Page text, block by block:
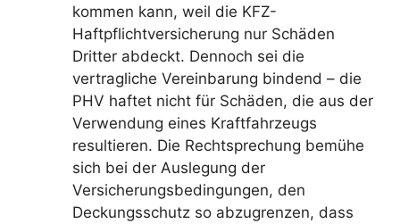
kommen kann, weil die KFZ-
Haftpflichtversicherung nur Schäden
Dritter abdeckt. Dennoch sei die
vertragliche Vereinbarung bindend – die
PHV haftet nicht für Schäden, die aus der
Verwendung eines Kraftfahrzeugs
resultieren. Die Rechtsprechung bemühe
sich bei der Auslegung der
Versicherungsbedingungen, den
Deckungsschutz so abzugrenzen, dass